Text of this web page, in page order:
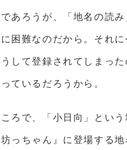
であろうが、「地名の読
困難なのだから。それ
うして登録されてしまっ
ているだろうから。
ころで、「小日向」とい
坊っちゃん』に登場する